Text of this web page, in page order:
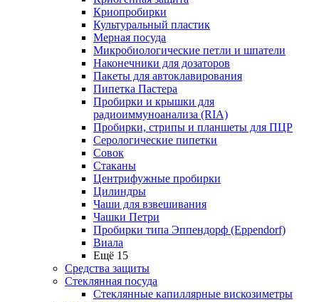
Криопробирки
Культуральный пластик
Мерная посуда
Микробиологические петли и шпатели
Наконечники для дозаторов
Пакеты для автоклавирования
Пипетка Пастера
Пробирки и крышки для
радиоиммуноанализа (RIA)
Пробирки, стрипы и планшеты для ПЦР
Серологические пипетки
Совок
Стаканы
Центрифужные пробирки
Цилиндры
Чаши для взвешивания
Чашки Петри
Пробирки типа Эппендорф (Eppendorf)
Виала
Ещё 15
Средства защиты
Стеклянная посуда
Стеклянные капиллярные вискозиметры